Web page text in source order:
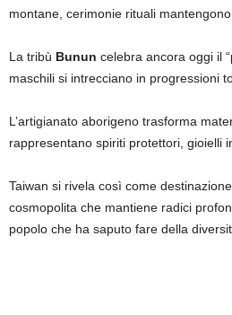
montane, cerimonie rituali
La tribù Bunun celebra ancora oggi il
maschili si intrecciano in progressioni
L’artigianato aborigeno trasforma
rappresentano spiriti protettori, gioielli
Taiwan si rivela così come
cosmopolita che mantiene radici
popolo che ha saputo fare della